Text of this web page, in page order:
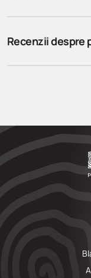
Recenzii despre